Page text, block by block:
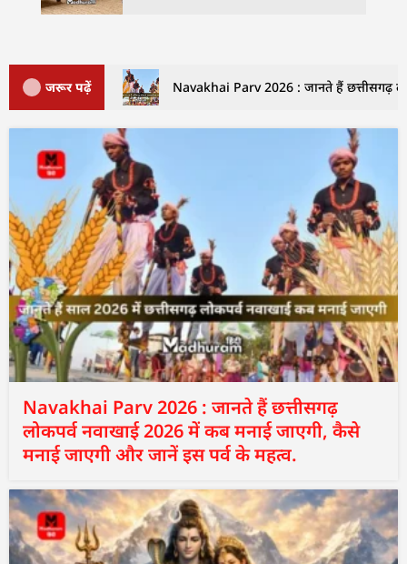
जरूर पढ़ें Navakhai Parv 2026 : जानते हैं छत्तीसगढ़
Navakhai Parv 2026 : जानते हैं छत्तीसगढ़
लोकपर्व नवाखाई 2026 में कब मनाई जाएगी, कैसे
मनाई जाएगी और जानें इस पर्व के महत्व.